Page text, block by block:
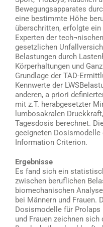
Bewegungsapparates
eine bestimmte Höhe
überschritten, erfolgte
Experten der
gesetzlichen
Belastungen durch
Körperhaltungen und
Grundlage der TAD-
Kennwerte der
anderen, a priori
mit z.T. herabgesetzter
lumbosakralen
Tagesdosis berechnet.
geeigneten
Information Criterion.
Ergebnisse
Es fand sich ein
zwischen beruflichen
biomechanischen
bei Männern und Frauen.
Dosismodelle für Prolaps
und Frauen zeichnen